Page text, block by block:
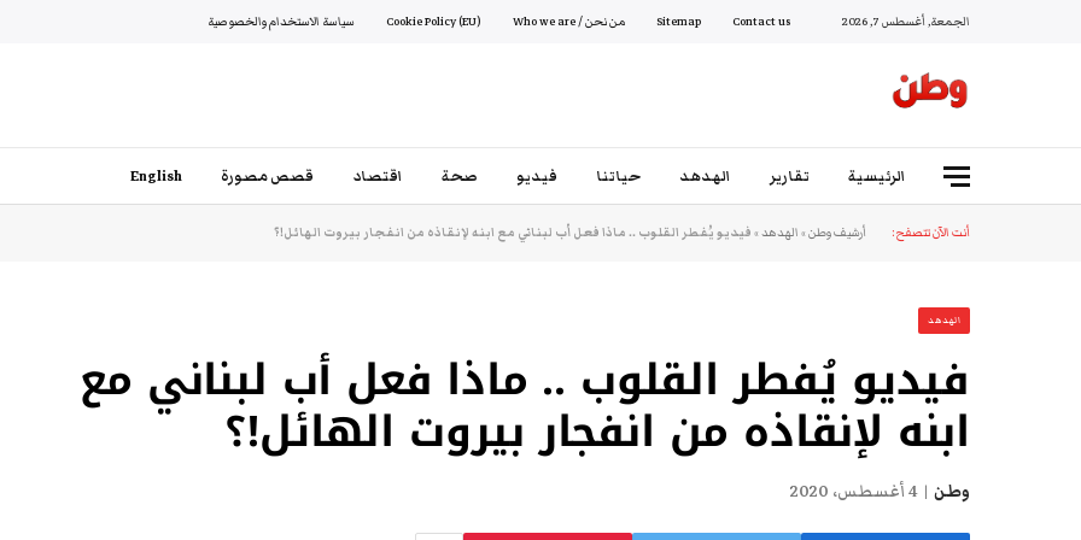
الجمعة, أغسطس 7, 2026 Contact us
Sitemap من نحن / Who we are Cookie Policy (EU) سياسة الاستخدام والخصوصية
الرئيسية تقارير الهدهد حياتنا فيديو صحة اقتصاد قصص مصورة English
أنت الآن تتصفح: أرشيف وطن»الهدهد»فيديو يُفطر القلوب .. ماذا فعل أب لبناني مع ابنه لإنقاذه من انفجار بيروت الهائل!؟
الهدهد
فيديو يُفطر القلوب .. ماذا فعل أب لبناني مع
ابنه لإنقاذه من انفجار بيروت الهائل!؟
وطن 4 أغسطس، 2020